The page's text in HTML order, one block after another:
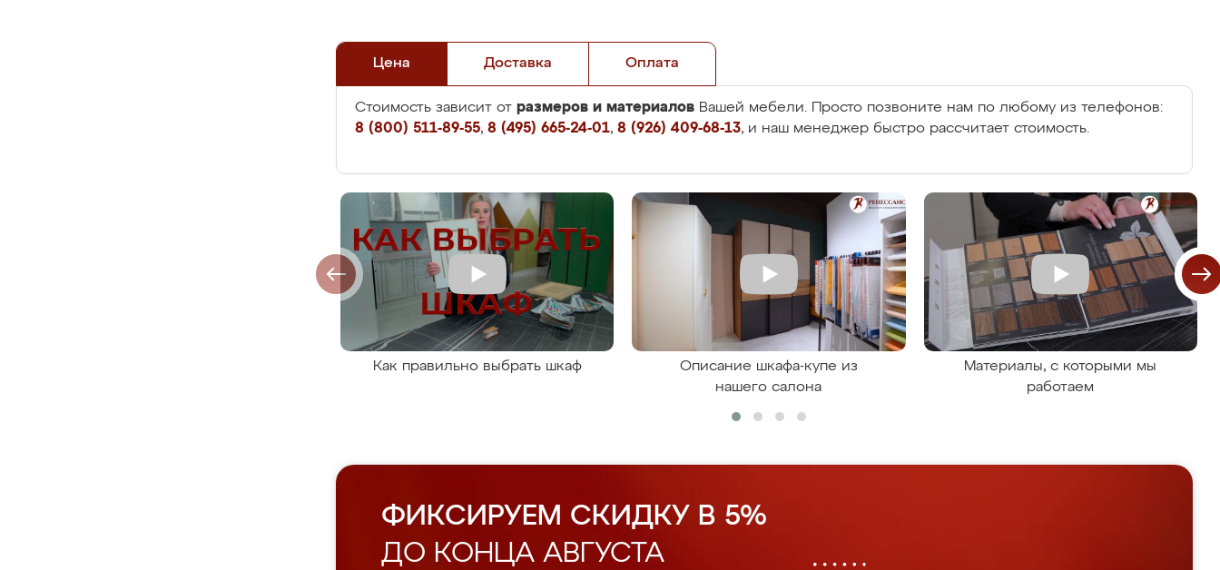
Цена Доставка Оплата
Стоимость зависит от размеров и материалов Вашей мебели. Просто позвоните нам по любому из телефонов:
8 (800) 511-89-55, 8 (495) 665-24-01, 8 (926) 409-68-13, и наш менеджер быстро рассчитает стоимость.
Как правильно выбрать шкаф
Описание шкафа-купе из
нашего салона
Материалы, с которыми мы
работаем
ФИКСИРУЕМ СКИДКУ В 5%
ДО КОНЦА АВГУСТА